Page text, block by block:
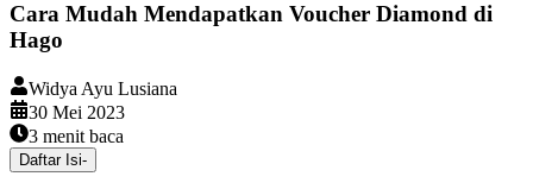
Cara Mudah Mendapatkan Voucher Diamond di
Hago
Widya Ayu Lusiana
30 Mei 2023
3 menit baca
Daftar Isi-